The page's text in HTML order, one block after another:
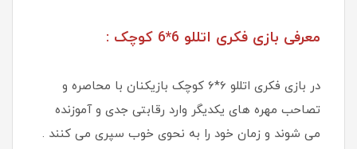
معرفی بازی فکری اتللو 6*6 کوچک :
در بازی فکری اتللو 6*6 کوچک بازیکنان با محاصره و
تصاحب مهره های یکدیگر وارد رقابتی جدی و آموزنده
می شوند و زمان خود را به نحوی خوب سپری می کنند .